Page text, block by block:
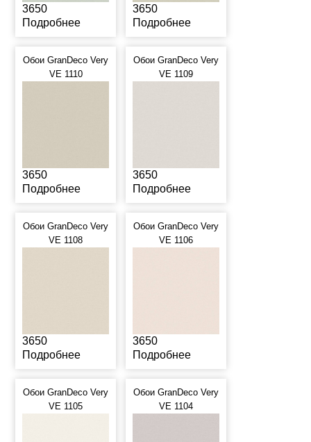
3650
Подробнее
3650
Подробнее
Обои GranDeco Very
VE 1110
3650
Подробнее
Обои GranDeco Very
VE 1109
3650
Подробнее
Обои GranDeco Very
VE 1108
3650
Подробнее
Обои GranDeco Very
VE 1106
3650
Подробнее
Обои GranDeco Very
VE 1105
Обои GranDeco Very
VE 1104